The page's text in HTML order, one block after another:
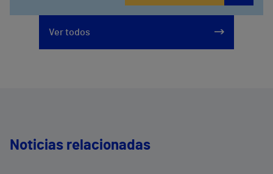
Ver todos
Noticias relacionadas